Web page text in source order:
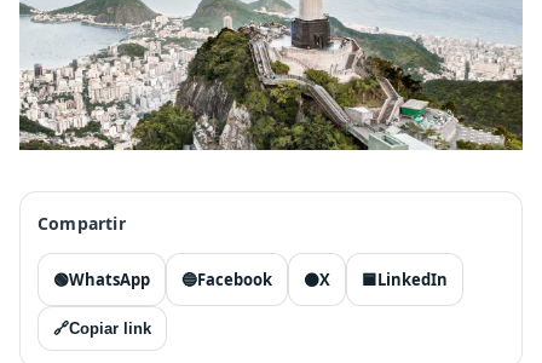
Compartir
🟢WhatsApp 🔵Facebook ⚫X 🟦LinkedIn
🔗Copiar link